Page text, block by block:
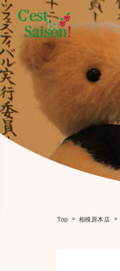
Top > 相模原本店 >